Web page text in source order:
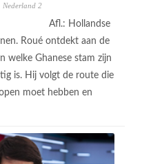
Nederland 2
Afl.: Hollandse
Roué ontdekt aan de
welke Ghanese stam zijn
is. Hij volgt de route die
moet hebben en